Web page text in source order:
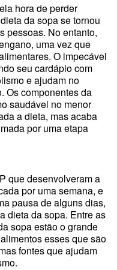
hora de perder
da sopa se tornou
pessoas. No entanto,
uma vez que
O impecável
seu cardápio com
e ajudam no
Os componentes da
saudável no menor
a dieta, mas acaba
por uma etapa
que desenvolveram a
por uma semana, e
pausa de alguns dias,
dieta da sopa. Entre as
sopa estão o grande
esses que são
fontes que ajudam